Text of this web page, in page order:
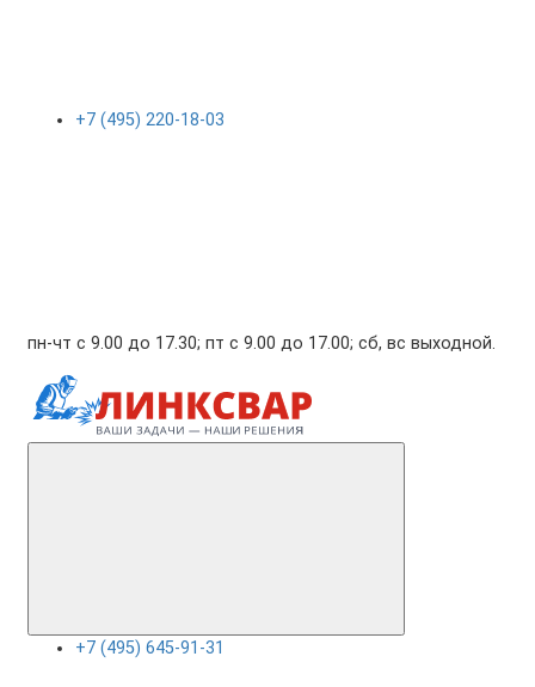
+7 (495) 220-18-03
пн-чт с 9.00 до 17.30; пт с 9.00 до 17.00; сб, вс выходной.
+7 (495) 645-91-31